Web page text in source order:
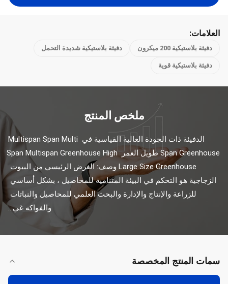
العلامات:
دفيئة بلاستيكية 200 ميكرون دفيئة بلاستيكية شديدة التحمل
دفيئة بلاستيكية قوية
ملخص المنتج
الدفيئة ذات الجودة العالية القياسية في Multispan Span Multi
Span Greenhouse طويل العمر Span Multispan Greenhouse High
والفواكه غي...
سمات المنتج المخصصة